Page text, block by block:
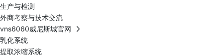
生产与检测
外商考察与技术交流
vns6060威尼斯城官网
乳化系统
提取浓缩系统